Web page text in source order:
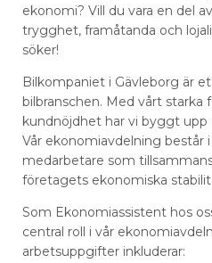
ekonomi? Vill du vara en del
trygghet, framåtanda och
söker!
Bilkompaniet i Gävleborg är
bilbranschen. Med vårt starka
kundnöjdhet har vi byggt
Vår ekonomiavdelning består
medarbetare som
företagets ekonomiska
Som Ekonomiassistent hos
central roll i vår
arbetsuppgifter inkluderar: